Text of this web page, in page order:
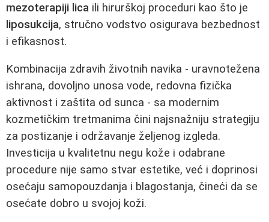
mezoterapiji lica ili hirurškoj proceduri kao što je
liposukcija, stručno vodstvo osigurava bezbednost
i efikasnost.
Kombinacija zdravih životnih navika - uravnotežena
ishrana, dovoljno unosa vode, redovna fizička
aktivnost i zaštita od sunca - sa modernim
kozmetičkim tretmanima čini najsnažniju strategiju
za postizanje i održavanje željenog izgleda.
Investicija u kvalitetnu negu kože i odabrane
procedure nije samo stvar estetike, već i doprinosi
osećaju samopouzdanja i blagostanja, čineći da se
osećate dobro u svojoj koži.